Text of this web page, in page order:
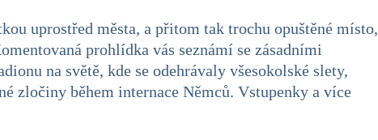
uprostřed města, a přitom tak trochu opuštěné místo,
prohlídka vás seznámí se zásadními
na světě, kde se odehrávaly všesokolské slety,
zločiny během internace Němců. Vstupenky a více